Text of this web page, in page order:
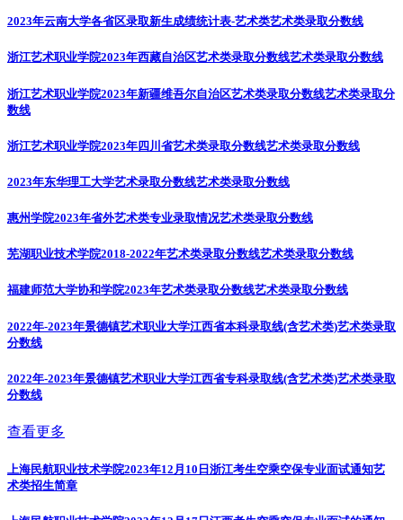
2023年云南大学各省区录取新生成绩统计表-艺术类艺术类录取分数线
浙江艺术职业学院2023年西藏自治区艺术类录取分数线艺术类录取分数线
浙江艺术职业学院2023年新疆维吾尔自治区艺术类录取分数线艺术类录取分
数线
浙江艺术职业学院2023年四川省艺术类录取分数线艺术类录取分数线
2023年东华理工大学艺术录取分数线艺术类录取分数线
惠州学院2023年省外艺术类专业录取情况艺术类录取分数线
芜湖职业技术学院2018-2022年艺术类录取分数线艺术类录取分数线
福建师范大学协和学院2023年艺术类录取分数线艺术类录取分数线
2022年-2023年景德镇艺术职业大学江西省本科录取线(含艺术类)艺术类录取
分数线
2022年-2023年景德镇艺术职业大学江西省专科录取线(含艺术类)艺术类录取
分数线
查看更多
上海民航职业技术学院2023年12月10日浙江考生空乘空保专业面试通知艺
术类招生简章